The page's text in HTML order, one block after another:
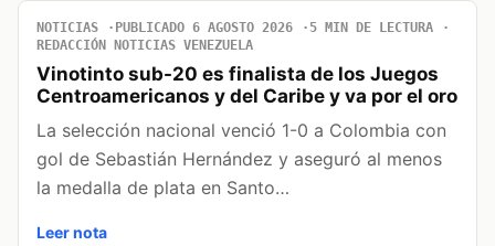
NOTICIAS PUBLICADO 6 AGOSTO 2026
5 MIN DE LECTURA
REDACCIÓN NOTICIAS VENEZUELA
Vinotinto sub-20 es finalista de los Juegos
Centroamericanos y del Caribe y va por el oro
La selección nacional venció 1-0 a Colombia con
gol de Sebastián Hernández y aseguró al menos
la medalla de plata en Santo…
Leer nota